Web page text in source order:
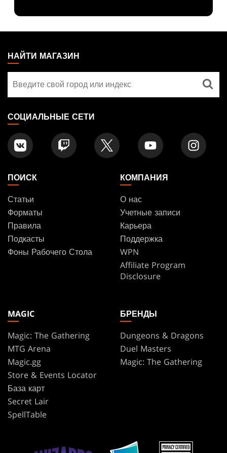
THE
GATHERING
FOOTER
НАЙТИ МАГАЗИН
магазин
СОЦИАЛЬНЫЕ СЕТИ
ПОИСК
Статьи
Форматы
Правила
Подкасты
Фоны Рабочего Стола
КОМПАНИЯ
О нас
Учетные записи
Карьера
Поддержка
WPN
Affiliate Program
Disclosure
MAGIC
Magic: The Gathering
MTG Arena
Magic.gg
Store & Events Locator
База карт
Secret Lair
SpellTable
БРЕНДЫ
Dungeons & Dragons
Duel Masters
Magic: The Gathering